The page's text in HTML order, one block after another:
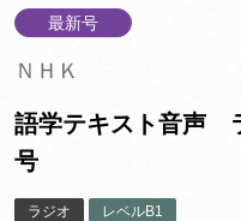
最新号
ＮＨＫ
語学テキスト音声
号
ラジオ レベルB1